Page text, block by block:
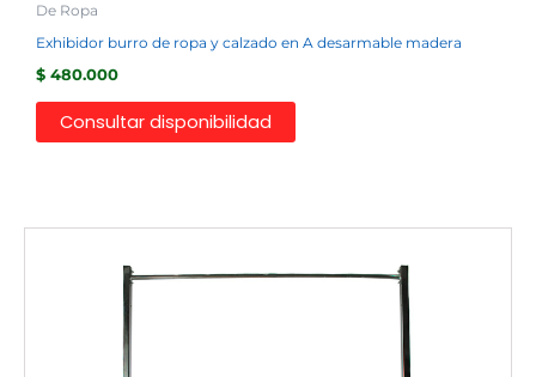
De Ropa
Exhibidor burro de ropa y calzado en A desarmable madera
$ 480.000
Consultar disponibilidad